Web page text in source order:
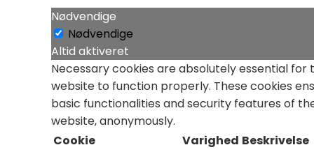
Nødvendige
Nødvendige
Altid aktiveret
Necessary cookies are absolutely essential for
website to function properly. These cookies
basic functionalities and security features of
website, anonymously.
Cookie
Varighed Beskrivelse